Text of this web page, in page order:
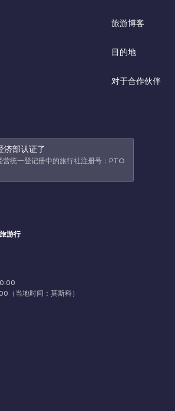
旅游博客
目的地
对于合作伙伴
济部认证了
营统一登记册中的旅行社注册号：РТО
游行
（当地时间：莫斯科）